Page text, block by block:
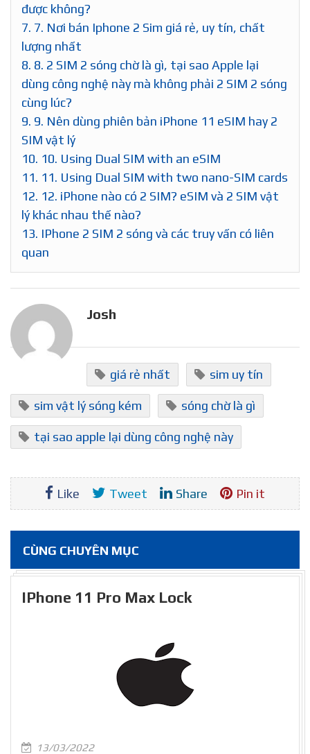
được không?
7. 7. Nơi bán Iphone 2 Sim giá rẻ, uy tín, chất
lượng nhất
8. 8. 2 SIM 2 sóng chờ là gì, tại sao Apple lại
dùng công nghệ này mà không phải 2 SIM 2 sóng
cùng lúc?
9. 9. Nên dùng phiên bản iPhone 11 eSIM hay 2
SIM vật lý
10. 10. Using Dual SIM with an eSIM
11. 11. Using Dual SIM with two nano-SIM cards
12. 12. iPhone nào có 2 SIM? eSIM và 2 SIM vật
lý khác nhau thế nào?
13. IPhone 2 SIM 2 sóng và các truy vấn có liên
quan
Josh
giá rẻ nhất sim uy tín
sim vật lý sóng kém sóng chờ là gì
tại sao apple lại dùng công nghệ này
Like Tweet Share Pin it
CÙNG CHUYÊN MỤC
IPhone 11 Pro Max Lock
13/03/2022